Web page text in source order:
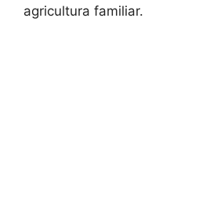
agricultura familiar.